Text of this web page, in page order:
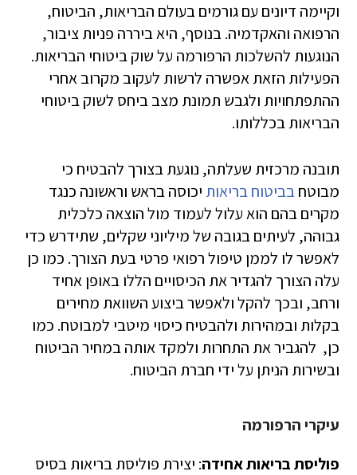
וקיימה דיונים עם גורמים בעולם הבריאות, הביטוח,
הרפואה והאקדמיה. בנוסף, היא ביררה פניות ציבור,
הנוגעות להשלכות הרפורמה על שוק ביטוחי הבריאות.
הפעילות הזאת אפשרה לרשות לעקוב מקרוב אחרי
ההתפתחויות ולגבש תמונת מצב ביחס לשוק ביטוחי
הבריאות בכללותו.
תובנה מרכזית שעלתה, נוגעת בצורך להבטיח כי
מבוטחבביטוח בריאות יכוסה בראש וראשונה כנגד
מקרים בהם הוא עלול לעמוד מול הוצאה כלכלית
גבוהה, לעיתים בגובה של מיליוני שקלים, שתידרש כדי
לאפשר לו לממן טיפול רפואי פרטי בעת הצורך. כמו כן
עלה הצורך להגדיר את הכיסויים הללו באופן אחיד
ורחב, ובכך להקל ולאפשר ביצוע השוואת מחירים
בקלות ובמהירות ולהבטיח כיסוי מיטבי למבוטח. כמו
כן, להגביר את התחרות ולמקד אותה במחיר הביטוח
ובשירות הניתן על ידי חברת הביטוח.
עיקרי הרפורמה
פוליסת בריאות אחידה: יצירת פוליסת בריאות בסיס